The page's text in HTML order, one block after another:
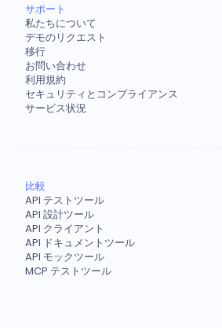
サポート
私たちについて
デモのリクエスト
移行
お問い合わせ
利用規約
セキュリティとコンプライアンス
サービス状況
比較
API テストツール
API 設計ツール
API クライアント
API ドキュメントツール
API モックツール
MCP テストツール